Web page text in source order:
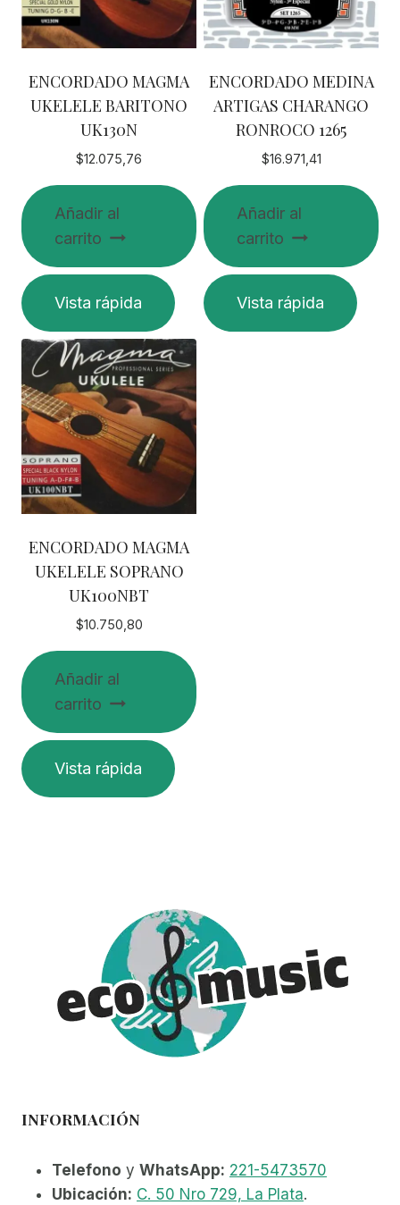
ENCORDADO MAGMA
UKELELE BARITONO
UK130N
$12.075,76
Añadir al
carrito
Vista rápida
ENCORDADO MEDINA
ARTIGAS CHARANGO
RONROCO 1265
$16.971,41
Añadir al
carrito
Vista rápida
ENCORDADO MAGMA
UKELELE SOPRANO
UK100NBT
$10.750,80
Añadir al
carrito
Vista rápida
INFORMACIÓN
Telefono y WhatsApp: 221-5473570
Ubicación: C. 50 Nro 729, La Plata.